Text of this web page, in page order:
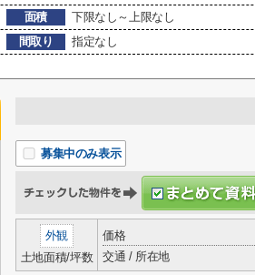
面積
下限なし～上限なし
間取り
指定なし
募集中のみ表示
外観
土地面積/坪数
価格
交通 / 所在地